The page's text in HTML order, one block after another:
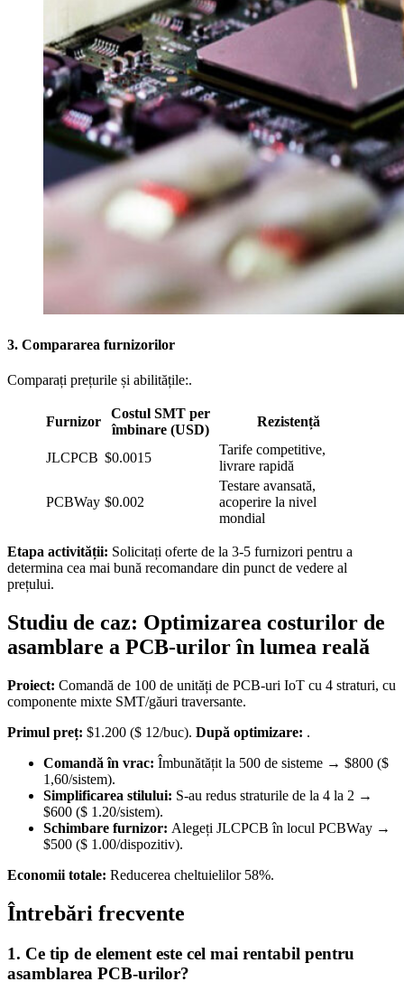
3. Compararea furnizorilor
Comparați prețurile și abilitățile:.
Furnizor
Costul SMT per
îmbinare (USD)
Rezistență
JLCPCB $0.0015
Tarife competitive,
livrare rapidă
PCBWay $0.002
Testare avansată,
acoperire la nivel
mondial
Etapa activității: Solicitați oferte de la 3-5 furnizori pentru a
determina cea mai bună recomandare din punct de vedere al
prețului.
Studiu de caz: Optimizarea costurilor de
asamblare a PCB-urilor în lumea reală
Proiect: Comandă de 100 de unități de PCB-uri IoT cu 4 straturi, cu
componente mixte SMT/găuri traversante.
Primul preț: $1.200 ($ 12/buc). După optimizare: .
Comandă în vrac: Îmbunătățit la 500 de sisteme → $800 ($
1,60/sistem).
Simplificarea stilului: S-au redus straturile de la 4 la 2 →
$600 ($ 1.20/sistem).
Schimbare furnizor: Alegeți JLCPCB în locul PCBWay →
$500 ($ 1.00/dispozitiv).
Economii totale: Reducerea cheltuielilor 58%.
Întrebări frecvente
1. Ce tip de element este cel mai rentabil pentru
asamblarea PCB-urilor?